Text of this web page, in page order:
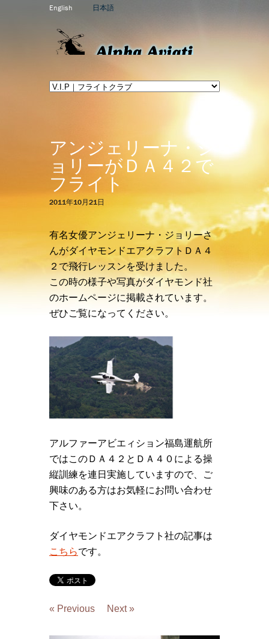
English 日本語
アンジェリーナ・ジ
ョリーがＤＡ４２で
フライト
2011年10月21日
有名女優アンジェリーナ・ジョリーさ
んがダイヤモンドエアクラフトＤＡ４
２で飛行レッスンを受けました。
この時の様子や写真がダイヤモンド社
のホームページに掲載されています。
ぜひご覧になってください。
アルファーアビエィション福島運航所
ではこのＤＡ４２とＤＡ４０による操
縦訓練を連日実施していますので、ご
興味のある方はお気軽にお問い合わせ
下さい。
ダイヤモンドエアクラフト社の記事は
こちらです。
« Previous Next »